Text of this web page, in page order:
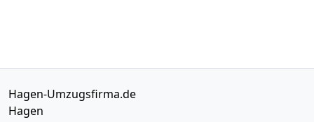
Hagen-Umzugsfirma.de
Hagen